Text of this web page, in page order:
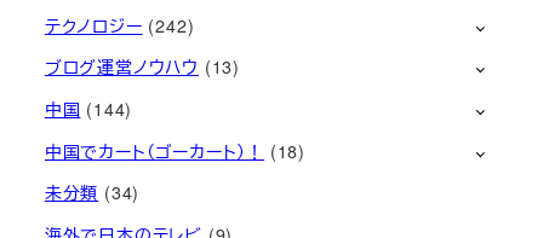
テクノロジー (242)
ブログ運営ノウハウ (13)
中国 (144)
中国でカート（ゴーカート）！
(18)
未分類 (34)